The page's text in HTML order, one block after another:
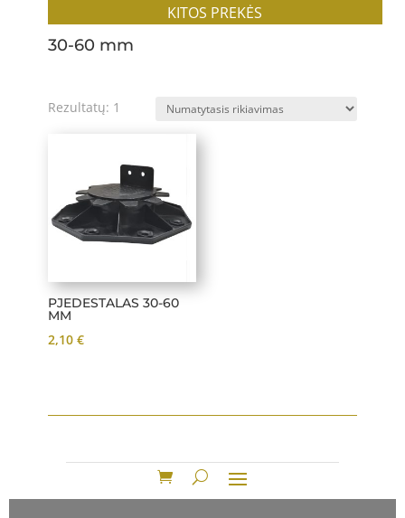
KITOS PREKĖS
30-60 mm
Rezultatų: 1
PJEDESTALAS 30-60
MM
2,10 €